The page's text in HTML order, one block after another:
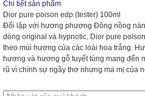
Chi tiết sản phẩm
Dior pure poison edp (tester) 100ml
Đối lập với hương phương Đông nồng
dòng original và hypnotic, Dior pure
theo mùi hương của các loài hoa trắng.
hương và hương gỗ tuyết tùng mang đến
rũ vì chính sự ngây thơ nhưng ma mị của